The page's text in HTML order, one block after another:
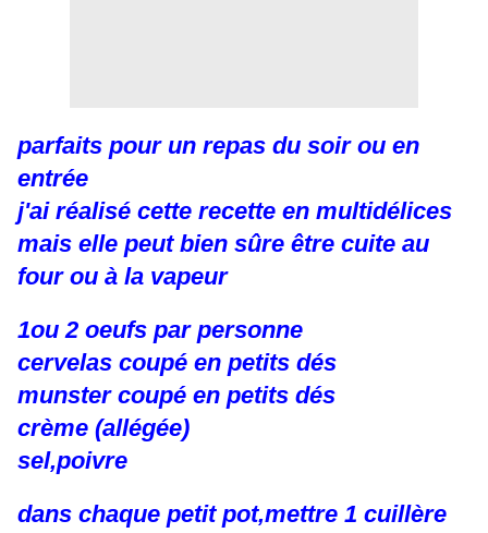
parfaits pour un repas du soir ou en
entrée
j'ai réalisé cette recette en multidélices
mais elle peut bien sûre être cuite au
four ou à la vapeur
1ou 2 oeufs par personne
cervelas coupé en petits dés
munster coupé en petits dés
crème (allégée)
sel,poivre
dans chaque petit pot,mettre 1 cuillère